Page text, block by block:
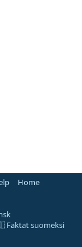
Home
suomeksi